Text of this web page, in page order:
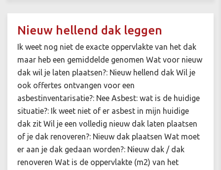
Nieuw hellend dak leggen
Ik weet nog niet de exacte oppervlakte van het dak
maar heb een gemiddelde genomen Wat voor nieuw
dak wil je laten plaatsen?: Nieuw hellend dak Wil je
ook offertes ontvangen voor een
asbestinventarisatie?: Nee Asbest: wat is de huidige
situatie?: Ik weet niet of er asbest in mijn huidige
dak zit Wil je een volledig nieuw dak laten plaatsen
of je dak renoveren?: Nieuw dak plaatsen Wat moet
er aan je dak gedaan worden?: Nieuw dak / dak
renoveren Wat is de oppervlakte (m2) van het